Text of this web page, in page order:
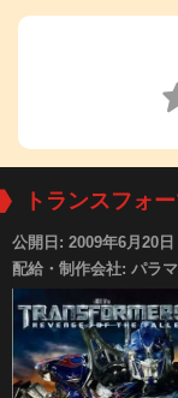
トランスフォ
公開日: 2009年6月20
配給・制作会社: パラ